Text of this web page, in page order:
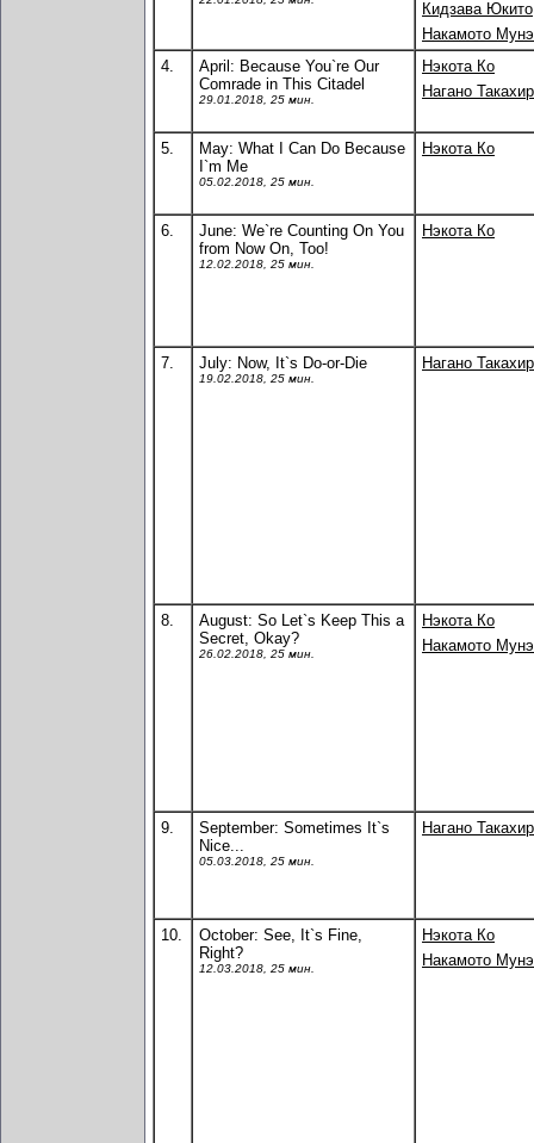
Кидзава Юкито
Накамото
4.
April: Because You`re Our
Comrade in This Citadel
29.01.2018, 25 мин.
Нэкота Ко
Нагано
5.
May: What I Can Do Because
I`m Me
05.02.2018, 25 мин.
Нэкота Ко
6.
June: We`re Counting On You
from Now On, Too!
12.02.2018, 25 мин.
Нэкота Ко
7. July: Now, It`s Do-or-Die
19.02.2018, 25 мин.
Нагано
8.
August: So Let`s Keep This a
Secret, Okay?
26.02.2018, 25 мин.
Нэкота Ко
Накамото
9.
September: Sometimes It`s
Nice...
05.03.2018, 25 мин.
Нагано
10.
October: See, It`s Fine,
Right?
12.03.2018, 25 мин.
Нэкота Ко
Накамото